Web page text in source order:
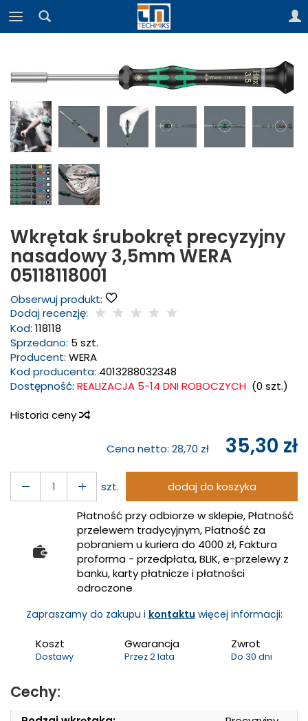
Wkrętak śrubokręt precyzyjny
nasadowy 3,5mm WERA
05118118001
Obserwuj produkt:
Dodaj recenzję:
Kod: 118118
Sprzedano: 5 szt.
Producent: WERA
Kod producenta: 4013288032348
Dostępność: REALIZACJA 5-14 DNI ROBOCZYCH (0 szt.)
Historia ceny
Cena netto: 28,70 zł 35,30 zł
szt.
dodaj do koszyka
Płatność przy odbiorze w sklepie, Płatność
przelewem tradycyjnym, Płatność za
pobraniem u kuriera do 4000 zł, Faktura
proforma - przedpłata, BLIK, e-przelewy z
banku, karty płatnicze i płatności
odroczone
Zapraszamy do zakupu i kontaktu więcej informacji:
Koszt
Dostawy
Gwarancja
Przez 2 lata
Zwrot
Do 30 dni
Cechy: